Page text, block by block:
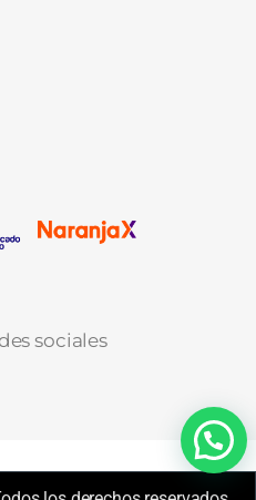
sociales